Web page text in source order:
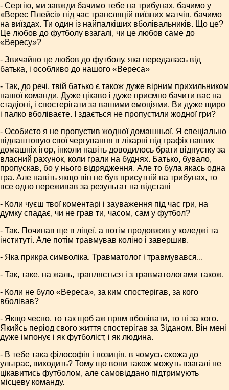
- Сергію, ми завжди бачимо тебе на трибунах, бачимо у
«Верес Плейсі» під час трансляцій виїзних матчів, бачимо
на виїздах. Ти один із найпалкіших вболівальників. Що це?
Це любов до футболу взагалі, чи це любов саме до
«Вересу»?
- Звичайно це любов до футболу, яка передалась від
батька, і особливо до нашого «Вереса»
- Так, до речі, твій батько є також дуже вірним прихильником
нашої команди. Дуже цікаво і дуже приємно бачити вас на
стадіоні, і спостерігати за вашими емоціями. Ви дуже щиро
і палко вболіваєте. І здається не пропустили жодної гри?
- Особисто я не пропустив жодної домашньої. Я спеціально
підлаштовую свої чергування в лікарні під графік наших
домашніх ігор, інколи навіть доводилось брати відпустку за
власний рахунок, коли грали на буднях. Батько, бувало,
пропускав, бо у нього відрядження. Але то була якась одна
гра. Але навіть якщо він не був присутній на трибунах, то
все одно переживав за результат на відстані
- Коли чуєш твої коментарі і зауваження під час гри, на
думку спадає, чи не грав ти, часом, сам у футбол?
- Так. Починав ще в ліцеї, а потім продовжив у коледжі та
інституті. Але потім травмував коліно і завершив.
- Яка прикра символіка. Травма­толог і травмувався...
- Так, таке, на жаль, трапляється і з травматологами також.
- Коли не було «Вереса», за ким спостерігав, за кого
вболівав?
- Якщо чесно, то так щоб аж прям вболівати, то ні за кого.
Якийсь період свого життя спостерігав за Зіданом. Він мені
дуже імпонує і як футболіст, і як людина.
- В тебе така філософія і позиція, в чомусь схожа до
ультрас, виходить? Тому що вони також можуть взагалі не
цікавитись футболом, але самовіддано підтримують
місцеву команду.